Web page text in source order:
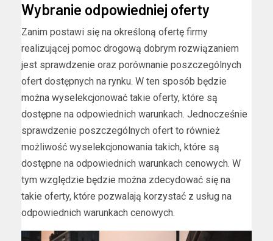
Wybranie odpowiedniej oferty
Zanim postawi się na określoną ofertę firmy
realizującej pomoc drogową dobrym rozwiązaniem
jest sprawdzenie oraz porównanie poszczególnych
ofert dostępnych na rynku. W ten sposób będzie
można wyselekcjonować takie oferty, które są
dostępne na odpowiednich warunkach. Jednocześnie
sprawdzenie poszczególnych ofert to również
możliwość wyselekcjonowania takich, które są
dostępne na odpowiednich warunkach cenowych. W
tym względzie będzie można zdecydować się na
takie oferty, które pozwalają korzystać z usług na
odpowiednich warunkach cenowych.